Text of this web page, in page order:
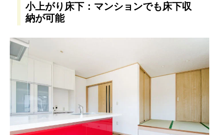
小上がり床下：マンションでも床下収
納が可能